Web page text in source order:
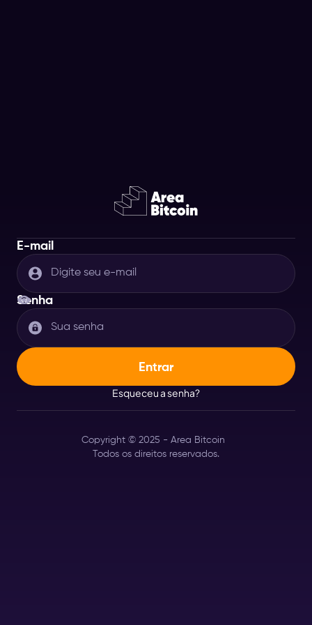
E-mail
Senha
Esqueceu a senha?
Copyright © 2025 - Area Bitcoin
Todos os direitos reservados.